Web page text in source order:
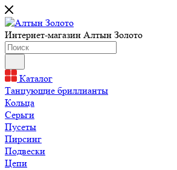
Интернет-магазин Алтын Золото
Каталог
Танцующие бриллианты
Кольца
Серьги
Пусеты
Пирсинг
Подвески
Цепи